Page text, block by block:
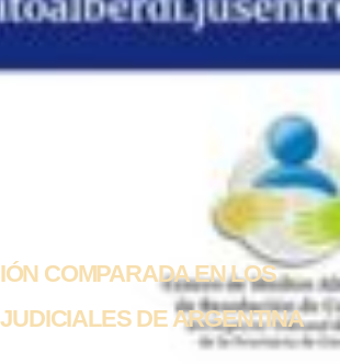
COMPARADA EN LOS
DE ARGENTINA